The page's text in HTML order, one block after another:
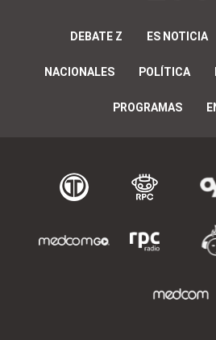
DEBATE Z ES NOTICIA
NACIONALES POLÍTICA
PROGRAMAS